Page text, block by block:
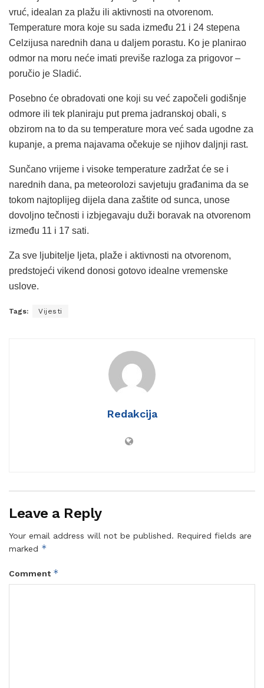
vruć, idealan za plažu ili aktivnosti na otvorenom.
Temperature mora koje su sada između 21 i 24 stepena
Celzijusa narednih dana u daljem porastu. Ko je planirao
odmor na moru neće imati previše razloga za prigovor –
poručio je Sladić.
Posebno će obradovati one koji su već započeli godišnje
odmore ili tek planiraju put prema jadranskoj obali, s
obzirom na to da su temperature mora već sada ugodne za
kupanje, a prema najavama očekuje se njihov daljnji rast.
Sunčano vrijeme i visoke temperature zadržat će se i
narednih dana, pa meteorolozi savjetuju građanima da se
tokom najtoplijeg dijela dana zaštite od sunca, unose
dovoljno tečnosti i izbjegavaju duži boravak na otvorenom
između 11 i 17 sati.
Za sve ljubitelje ljeta, plaže i aktivnosti na otvorenom,
predstojeći vikend donosi gotovo idealne vremenske
uslove.
Tags: Vijesti
Redakcija
Leave a Reply
Your email address will not be published. Required fields are
marked *
Comment *